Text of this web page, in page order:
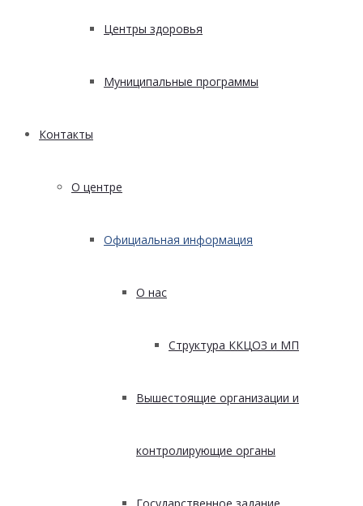
Центры здоровья
Муниципальные программы
Контакты
О центре
Официальная информация
О нас
Структура ККЦОЗ и МП
Вышестоящие организации и
контролирующие органы